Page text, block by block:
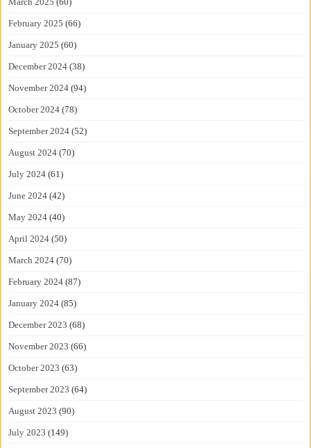
February 2025 (66)
January 2025 (60)
December 2024 (38)
November 2024 (94)
October 2024 (78)
September 2024 (52)
August 2024 (70)
July 2024 (61)
June 2024 (42)
May 2024 (40)
April 2024 (50)
March 2024 (70)
February 2024 (87)
January 2024 (85)
December 2023 (68)
November 2023 (66)
October 2023 (63)
September 2023 (64)
August 2023 (90)
July 2023 (149)